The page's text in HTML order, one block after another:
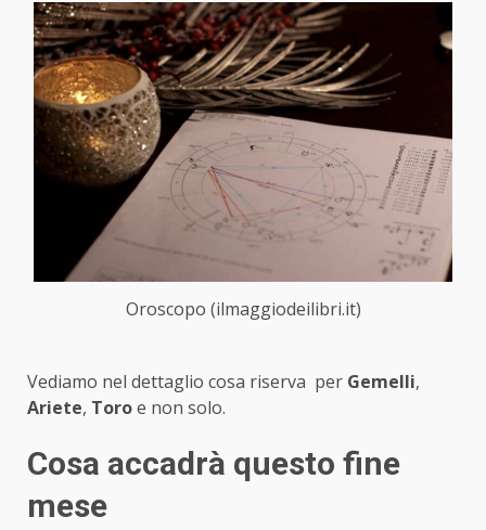
Oroscopo (ilmaggiodeilibri.it)
Vediamo nel dettaglio cosa riserva per Gemelli,
Ariete, Toroe non solo.
Cosa accadrà questo fine
mese